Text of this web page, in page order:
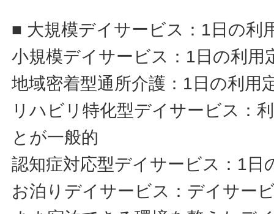
■ 大規模デイサービス：1日の利
小規模デイサービス：1日の利用
地域密着型通所介護：1日の利用
リハビリ特化型デイサービス：
とが一般的
認知症対応型デイサービス：1日
お泊りデイサービス：デイサー